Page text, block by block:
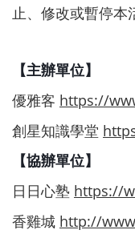
止、修改或暫停本
【主辦單位】
優雅客 https://
創 星知識學堂
【協辦單位】
日日心塾 https://
香雞城 http://